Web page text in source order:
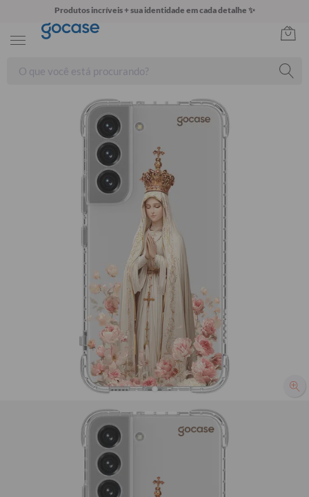
Produtos incríveis + sua identidade em cada detalhe ✨
Capinha para celular Nossa Senhora entre Flores
41% OFF